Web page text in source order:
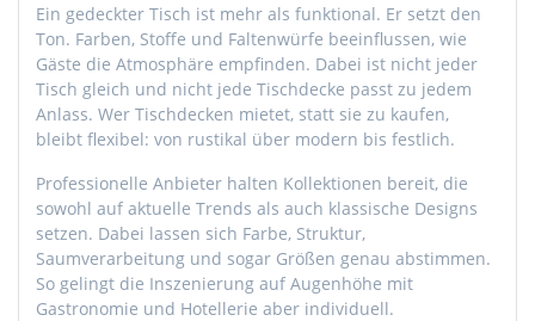
Ein gedeckter Tisch ist mehr als funktional. Er setzt den
Ton. Farben, Stoffe und Faltenwürfe beeinflussen, wie
Gäste die Atmosphäre empfinden. Dabei ist nicht jeder
Tisch gleich und nicht jede Tischdecke passt zu jedem
Anlass. Wer Tischdecken mietet, statt sie zu kaufen,
bleibt flexibel: von rustikal über modern bis festlich.
Professionelle Anbieter halten Kollektionen bereit, die
sowohl auf aktuelle Trends als auch klassische Designs
setzen. Dabei lassen sich Farbe, Struktur,
Saumverarbeitung und sogar Größen genau abstimmen.
So gelingt die Inszenierung auf Augenhöhe mit
Gastronomie und Hotellerie aber individuell.